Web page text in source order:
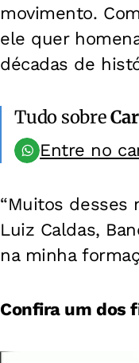
movimento.
ele quer
décadas de
Tudo sobre
Entre no
“Muitos desses
Luiz Caldas,
na minha
Confira um dos